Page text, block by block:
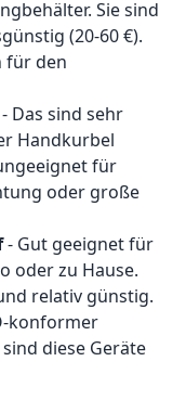
Sie sind
(20-60 €).
für den
- Das sind sehr
Handkurbel
für
oder große
- Gut geeignet für
oder zu Hause.
relativ günstig.
konformer
diese Geräte